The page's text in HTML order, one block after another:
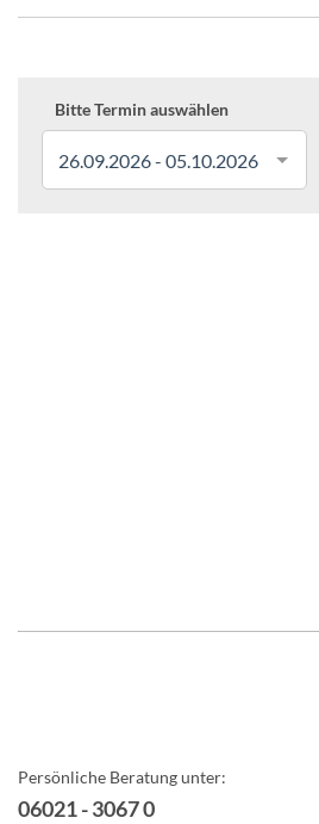
Bitte Termin auswählen
26.09.2026 - 05.10.2026
Persönliche Beratung unter:
06021 - 3067 0